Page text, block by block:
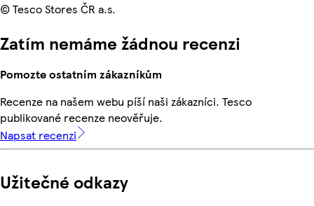
© Tesco Stores ČR a.s.
Zatím nemáme žádnou recenzi
Pomozte ostatním zákazníkům
Recenze na našem webu píší naši zákazníci. Tesco
publikované recenze neověřuje.
Napsat recenzi
Užitečné odkazy